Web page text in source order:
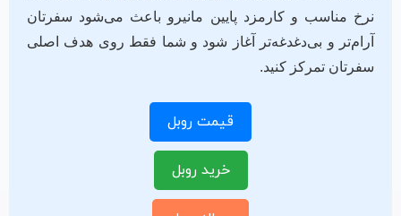
نرخ مناسب و کارمزد پایین مانیرو باعث می‌شود سفرتان
آرام‌تر و بی‌دغدغه‌تر آغاز شود و شما فقط روی هدف اصلی
سفرتان تمرکز کنید.
قیمت روبل
خرید روبل